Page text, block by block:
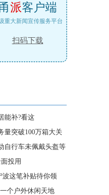
派客户端
重大新闻宣传服务平台
扫码下载
能补?看这
量突破100万箱大关
自行车未佩戴头盔等
投用
波这笔补贴待你领
个户外休闲天地